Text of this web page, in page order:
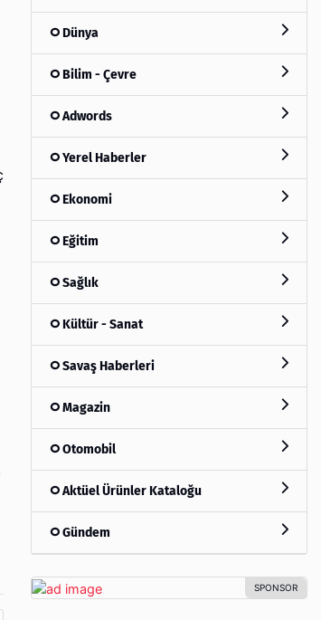
Dünya
Bilim - Çevre
Adwords
Yerel Haberler
Ekonomi
Eğitim
Sağlık
Kültür - Sanat
Savaş Haberleri
Magazin
Otomobil
Aktüel Ürünler Kataloğu
Gündem